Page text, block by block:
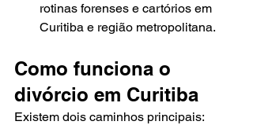
rotinas forenses e cartórios em
Curitiba e região metropolitana.
Como funciona o
divórcio em Curitiba
Existem dois caminhos principais: